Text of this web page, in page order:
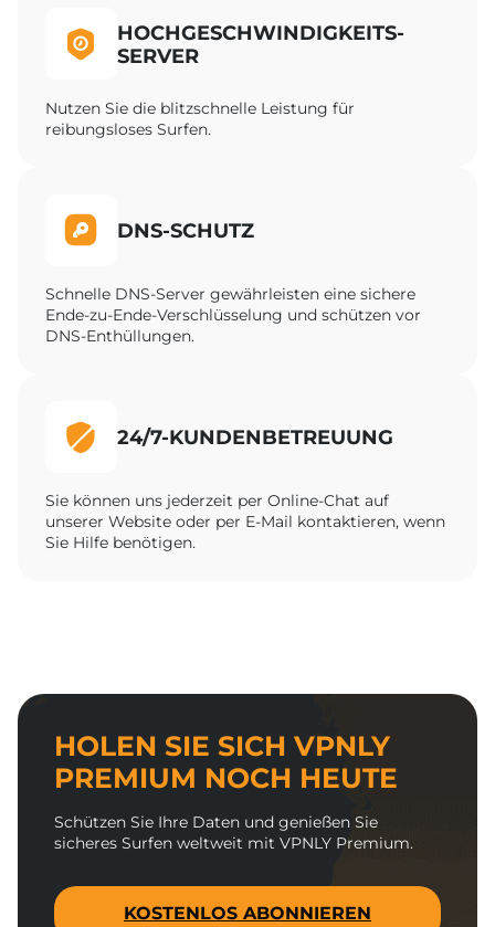
HOCHGESCHWINDIGKEITS-
SERVER
Nutzen Sie die blitzschnelle Leistung für
reibungsloses Surfen.
DNS-SCHUTZ
Schnelle DNS-Server gewährleisten eine sichere
Ende-zu-Ende-Verschlüsselung und schützen vor
DNS-Enthüllungen.
24/7-KUNDENBETREUUNG
Sie können uns jederzeit per Online-Chat auf
unserer Website oder per E-Mail kontaktieren, wenn
Sie Hilfe benötigen.
HOLEN SIE SICH VPNLY
PREMIUM NOCH HEUTE
Schützen Sie Ihre Daten und genießen Sie
sicheres Surfen weltweit mit VPNLY Premium.
KOSTENLOS ABONNIEREN